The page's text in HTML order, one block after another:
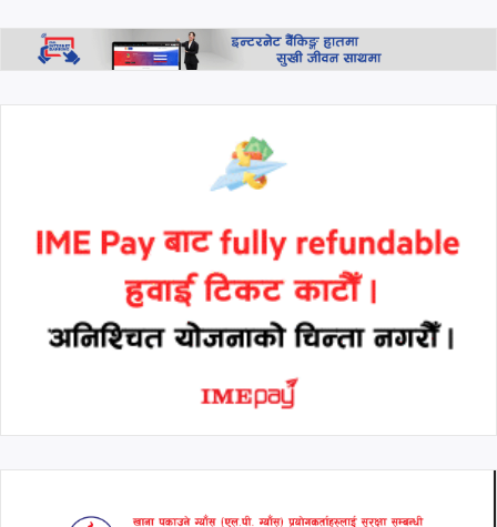
उद्घाटन, शैक्षिक कर्जा, वित्तीय